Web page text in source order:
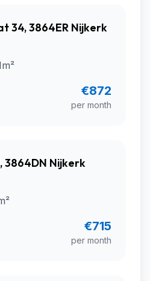
34, 3864ER Nijkerk
€872
per month
3864DN Nijkerk
€715
per month